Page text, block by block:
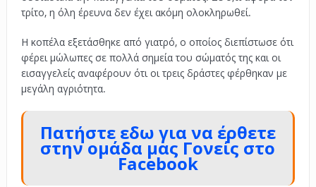
τρίτο, η όλη έρευνα δεν έχει ακόμη ολοκληρωθεί.
Η κοπέλα εξετάσθηκε από γιατρό, ο οποίος διεπίστωσε ότι
φέρει μώλωπες σε πολλά σημεία του σώματός της και οι
εισαγγελείς αναφέρουν ότι οι τρεις δράστες φέρθηκαν με
μεγάλη αγριότητα.
Πατήστε εδω για να έρθετε
στην ομάδα μας Γονείς στο
Facebook